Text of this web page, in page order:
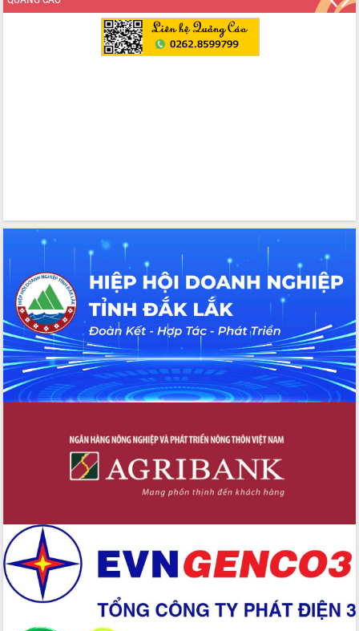
cấp xã
Đắk Lắk phát động hưởng ứng Ngày
Quyền của người tiêu dùng Việt Nam
Bệnh án điện tử thúc đẩy chuyển đổi
số y tế tại Đắk Lắk
Chuyển đổi số thư viện: Mở rộng
không gian tri thức trong thời đại số
Đánh giá, rút kinh nghiệm công tác tổ
chức diễn tập trước ngày bầu cử
Chương trình “Gặp gỡ hữu nghị –
Friendship Meeting New Year 2026”
Bầu cử Quốc hội và HĐND: Cử tri Đắk
Lắk gửi gắm niềm tin, kỳ vọng vào lá
phiếu
Ngày hội bầu cử đại biểu Quốc hội
khóa XVI và HĐND các cấp nhiệm kỳ
Đảm bảo cuộc bầu cử đại biểu Quốc
Thủ tướng Chính phủ Phạm Minh Chính
kiểm tra, chỉ đạo hoàn thành các dự
án cao tốc và thăm khu tái định cư tại
Đắk Lắk
Sôi nổi Hội đua ngựa truyền thống Gò
Thì Thùng mừng Xuân Bính Ngọ 2026